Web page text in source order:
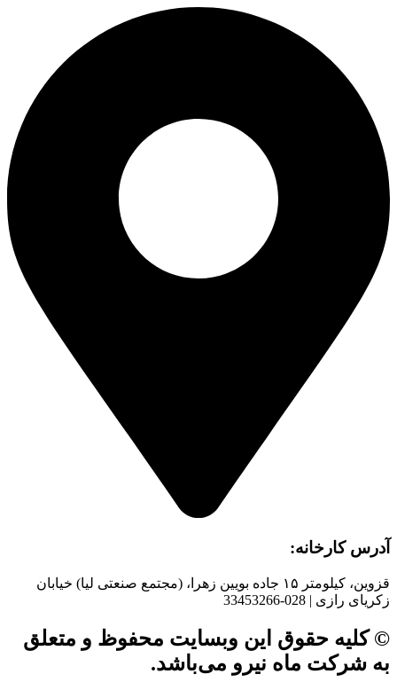
آدرس کارخانه:
قزوین، کیلومتر ۱۵ جاده بويین زهرا، (مجتمع صنعتی لیا) خیابان
زکریای رازی | 028-33453266
© کلیه حقوق این وبسایت محفوظ و متعلق
به شرکت ماه نیرو می‌باشد.